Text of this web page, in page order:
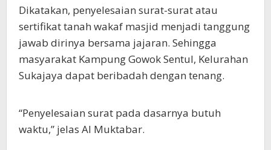
Dikatakan, penyelesaian surat-surat atau
sertifikat tanah wakaf masjid menjadi tanggung
jawab dirinya bersama jajaran. Sehingga
masyarakat Kampung Gowok Sentul, Kelurahan
Sukajaya dapat beribadah dengan tenang.
“Penyelesaian surat pada dasarnya butuh
waktu,” jelas Al Muktabar.